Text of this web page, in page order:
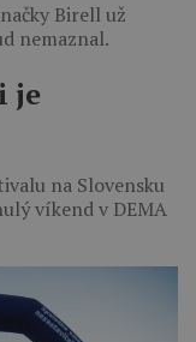
Birell už
nemaznal.
je
na Slovensku
víkend v DEMA